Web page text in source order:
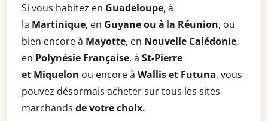
Si vous habitez en Guadeloupe, à
la Martinique, en Guyane ou à la Réunion, ou
bien encore à Mayotte, en Nouvelle Calédonie,
en Polynésie Française, àSt-Pierre
et Miquelon ou encore àWallis et Futuna, vous
pouvez désormais acheter sur tous les sites
marchands de votre choix.